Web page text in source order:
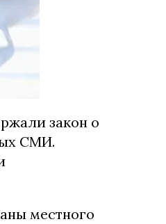
закон о
СМИ.
местного